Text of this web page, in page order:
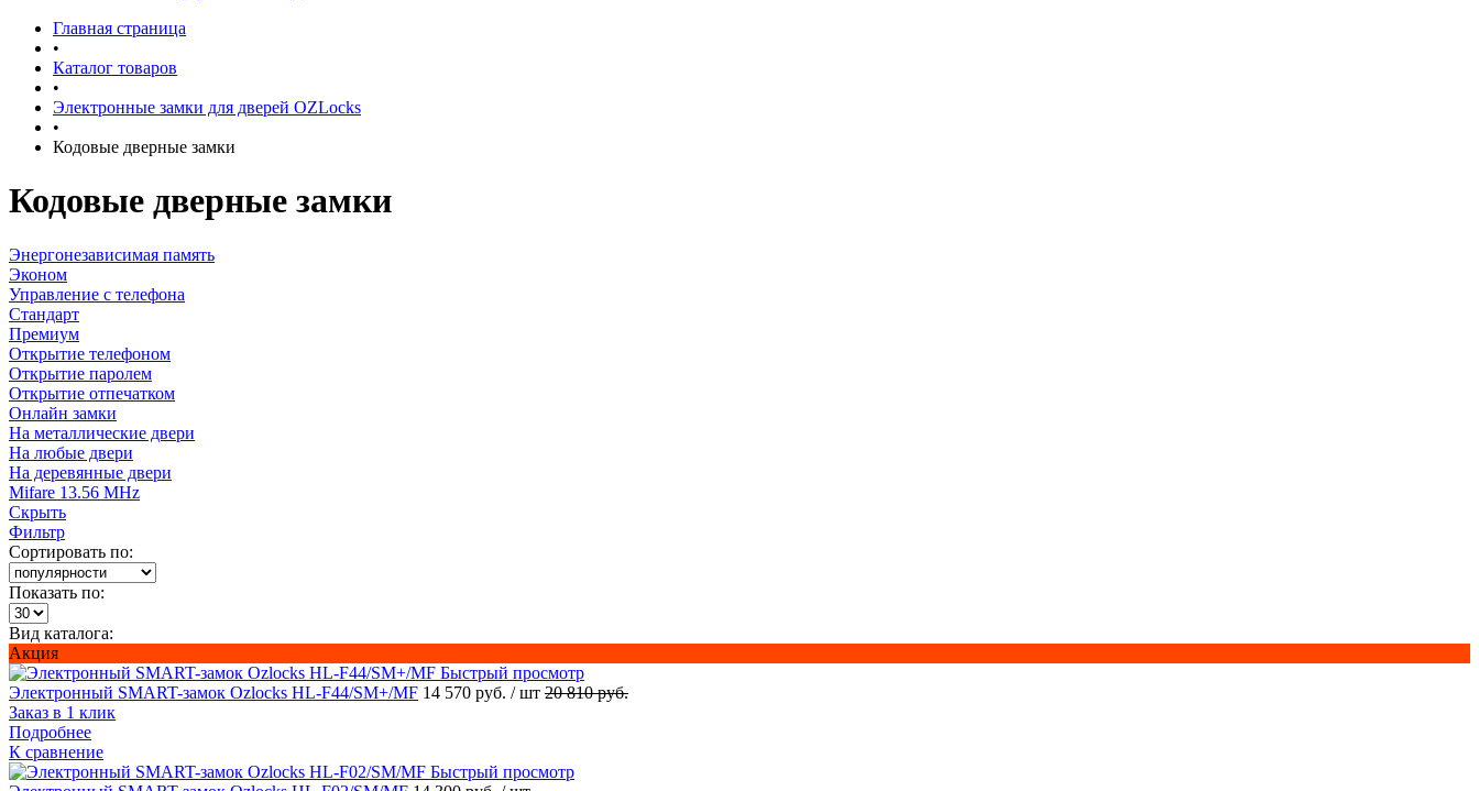
Главная страница
•
Каталог товаров
•
Электронные замки для дверей OZLocks
•
Кодовые дверные замки
Кодовые дверные замки
Энергонезависимая память
Эконом
Управление с телефона
Стандарт
Премиум
Открытие телефоном
Открытие паролем
Открытие отпечатком
Онлайн замки
На металлические двери
На любые двери
На деревянные двери
Mifare 13.56 MHz
Скрыть
Фильтр
Сортировать по:
Показать по:
Вид каталога:
Акция
Быстрый просмотр
Электронный SMART-замок Ozlocks HL-F44/SM+/MF 14 570 руб. / шт 20 810 руб.
Заказ в 1 клик
Подробнее
К сравнение
Быстрый просмотр